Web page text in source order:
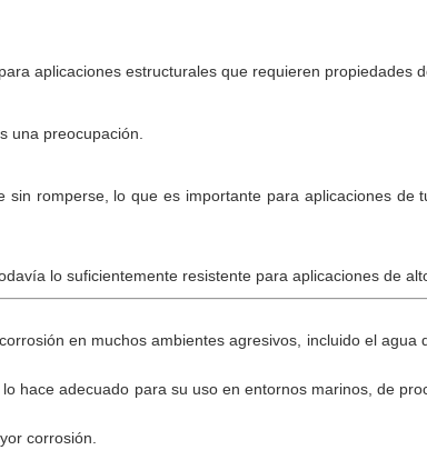
aplicaciones estructurales que requieren propiedades
una preocupación.
romperse, lo que es importante para aplicaciones de
lo suficientemente resistente para aplicaciones de
en muchos ambientes agresivos, incluido el agua
hace adecuado para su uso en entornos marinos, de
corrosión.